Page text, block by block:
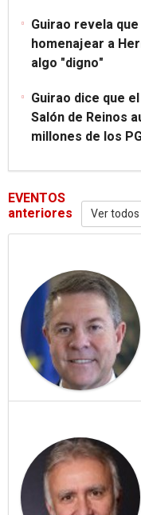
Guirao revela
homenajear a
algo "digno"
Guirao dice que
Salón de Reinos
millones de los
EVENTOS
anteriores Ver todos